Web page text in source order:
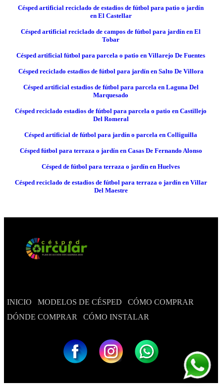
Césped artificial reciclado de estadios de fútbol para patio o jardín
en El Castellar
Césped artificial reciclado de campos de fútbol para jardín en El
Tobar
Césped artificial fútbol para parcela o patio en Villarejo De Fuentes
Césped reciclado estadios de fútbol para jardín en Salto De Villora
Césped artificial estadios de fútbol para parcela en Laguna Del
Marquesado
Césped reciclado estadios de fútbol para parcela o patio en Castillejo
Del Romeral
Césped artificial de fútbol para jardín o parcela en Colliguilla
Césped fútbol para terraza o jardín en Casas De Fernando Alonso
Césped de fútbol para terraza o jardín en Huelves
Césped reciclado de estadios de fútbol para terraza o jardín en Villar
Del Maestre
INICIO MODELOS DE CÉSPED
CÓMO COMPRAR
DÓNDE COMPRAR
CÓMO INSTALAR